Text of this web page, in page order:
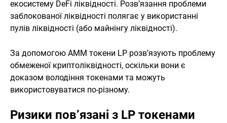
екосистему DeFi ліквідності. Розв’язання проблеми
заблокованої ліквідності полягає у використанні
пулів ліквідності (або майнінгу ліквідності).
За допомогою AMM токени LP розв’язують проблему
обмеженої криптоліквідності, оскільки вони є
доказом володіння токенами та можуть
використовуватися по-різному.
Ризики пов’язані з LP токенами